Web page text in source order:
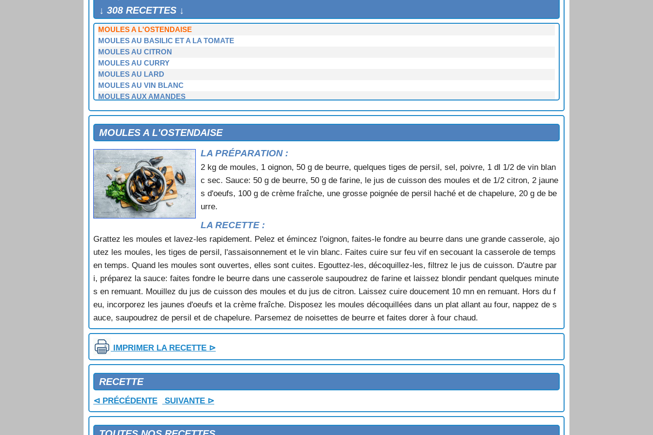
↓ 308 RECETTES ↓
MOULES A L'ESPAGNOLE
MOULES A L'ESTRAGON
MOULES A L'OSTENDAISE
MOULES AU BASILIC ET A LA TOMATE
MOULES AU CITRON
MOULES AU CURRY
MOULES AU LARD
MOULES AU VIN BLANC
MOULES AUX AMANDES
MOULES EN SALADE
MOULES FARCIES A LA CHAIR A SAUCISSE
MOULES FARCIES AU BEURRE DE NOISETTES
MOULES FARCIES AUX AMANDES
MOULES FRITES
MOULES GRATINEES
MOULES GRATINEES A LA CREME D'AIL
MOULES GRATINEES AU COMTE
MOULES GRILLEES AU BASILIC
MOULES REMOULADE
MOULES SAUCE POULETTE
MOULES SCABETCH
MOULES TARTARE
NOUILLES AUX FRUITS DE MER
PALOURDES A LA CREME AU SAFRAN
PALOURDES A LA PROVENCALE
PALOURDES AUX SPAGHETTIS
PALOURDES EN SAUCE AU VIN
PALOURDES FARCIES
PAVES DE CRABE
PETITS PAINS AUX CREVETTES
PETITS POIS AU CRABE
PILAF DE SAINT JACQUES
PIZZA DU PECHEUR
MOULES A L'OSTENDAISE
LA PRÉPARATION :
2 kg de moules, 1 oignon, 50 g de beurre, quelques tiges de persil, sel, poivre, 1 dl 1/2 de vin blan
c sec. Sauce: 50 g de beurre, 50 g de farine, le jus de cuisson des moules et de 1/2 citron, 2 jaune
s d'oeufs, 100 g de crème fraîche, une grosse poignée de persil haché et de chapelure, 20 g de be
urre.
LA RECETTE :
Grattez les moules et lavez-les rapidement. Pelez et émincez l'oignon, faites-le fondre au beurre dans une grande casserole, ajo
utez les moules, les tiges de persil, l'assaisonnement et le vin blanc. Faites cuire sur feu vif en secouant la casserole de temps
en temps. Quand les moules sont ouvertes, elles sont cuites. Egouttez-les, décoquillez-les, filtrez le jus de cuisson. D'autre par
i, préparez la sauce: faites fondre le beurre dans une casserole saupoudrez de farine et laissez blondir pendant quelques minute
s en remuant. Mouillez du jus de cuisson des moules et du jus de citron. Laissez cuire doucement 10 mn en remuant. Hors du f
eu, incorporez les jaunes d'oeufs et la crème fraîche. Disposez les moules décoquillées dans un plat allant au four, nappez de s
auce, saupoudrez de persil et de chapelure. Parsemez de noisettes de beurre et faites dorer à four chaud.
IMPRIMER LA RECETTE ⊳
RECETTE
⊲ PRÉCÉDENTE SUIVANTE ⊳